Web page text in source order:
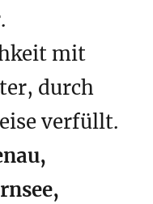
mit
durch
verfüllt.